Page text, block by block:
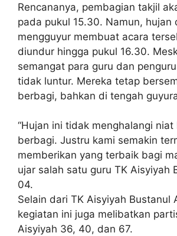
Rencananya, pembagian takjil
pada pukul 15.30. Namun, hujan
mengguyur membuat acara
diundur hingga pukul 16.30.
semangat para guru dan
tidak luntur. Mereka tetap
berbagi, bahkan di tengah
“Hujan ini tidak menghalangi
berbagi. Justru kami semakin
memberikan yang terbaik bagi
ujar salah satu guru TK Aisyiyah
04.
Selain dari TK Aisyiyah Bustanul
kegiatan ini juga melibatkan
Aisyiyah 36, 40, dan 67.